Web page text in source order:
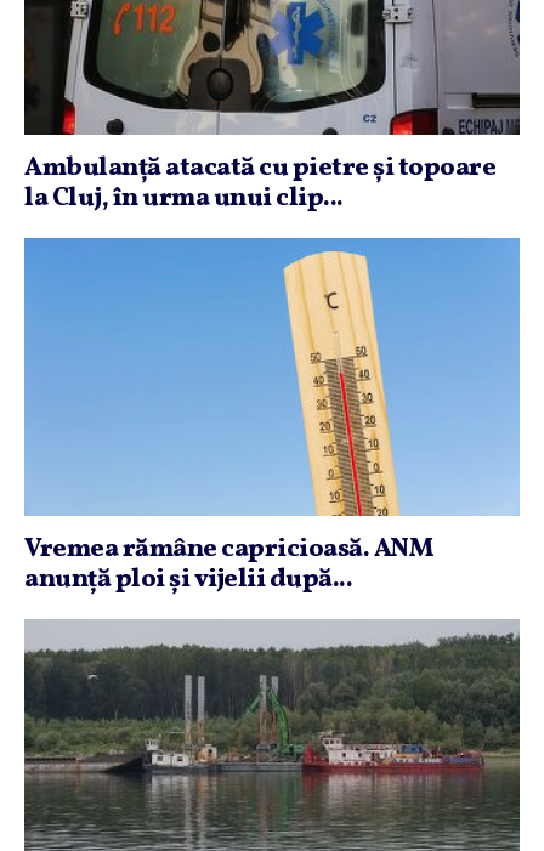
Ambulanţă atacată cu pietre şi topoare
la Cluj, în urma unui clip...
Vremea rămâne capricioasă. ANM
anunţă ploi şi vijelii după...